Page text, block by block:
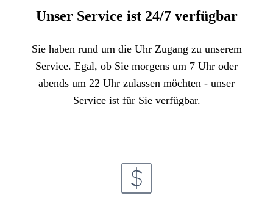
Unser Service ist 24/7 verfügbar
Sie haben rund um die Uhr Zugang zu unserem
Service. Egal, ob Sie morgens um 7 Uhr oder
abends um 22 Uhr zulassen möchten - unser
Service ist für Sie verfügbar.